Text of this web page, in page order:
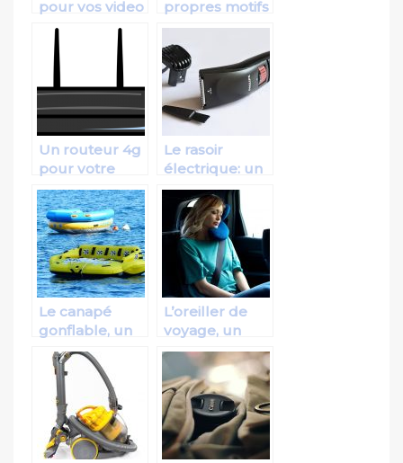
pour vos video
game
propres motifs
avec une
machine à
broder de
qualité
Un routeur 4g
pour votre
plus grand
bonheur
Le rasoir
électrique: un
accessoire de
rasage unique
et
indispensable
Le canapé
gonflable, un
outil de
détente
extérieure
L’oreiller de
voyage, un
accessoire
unique pour
une nette
amélioration
de votre
sommeil